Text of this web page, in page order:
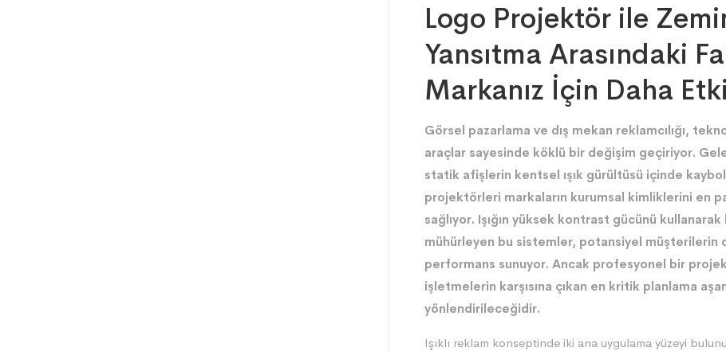
Logo Projektör ile
Yansıtma Arasındaki
Markanız İçin Daha
Görsel pazarlama ve dış mekan reklamcılığı,
araçlar sayesinde köklü bir değişim geçiriyor.
statik afişlerin kentsel ışık gürültüsü içinde
projektörleri markaların kurumsal kimliklerini en
sağlıyor. Işığın yüksek kontrast gücünü
mühürleyen bu sistemler, potansiyel
performans sunuyor. Ancak profesyonel bir
işletmelerin karşısına çıkan en kritik planlama
yönlendirileceğidir.
Işıklı reklam konseptinde iki ana uygulama yüzeyi